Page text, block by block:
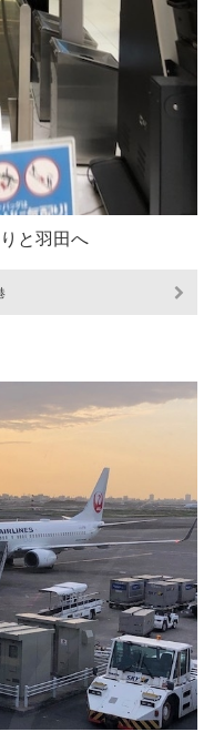
と羽田へ